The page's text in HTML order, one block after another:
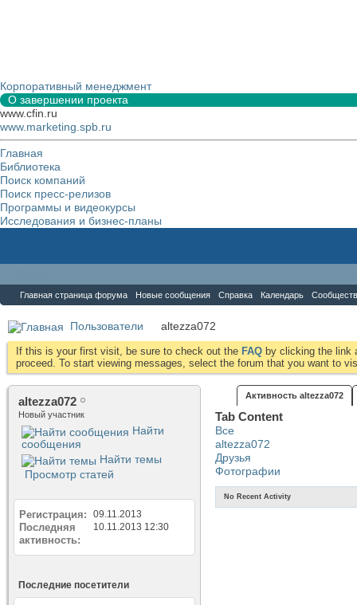
Корпоративный менеджмент
О завершении проекта
www.cfin.ru
www.marketing.spb.ru
Главная
Библиотека
Поиск компаний
Поиск пресс-релизов
Программы и видеокурсы
Исследования и бизнес-планы
Главная страница форума Новые сообщения Справка Календарь
Пользователи altezza072
If this is your first visit, be sure to check out the FAQ by clicking the link
proceed. To start viewing messages, select the forum that you want to
altezza072
Новый участник
Найти
сообщения
Найти темы
Просмотр статей
Регистрация 09.11.2013
Последняя
активность
10.11.2013 12:30
Последние посетители
Активность altezza072
Tab Content
Все
altezza072
Друзья
Фотографии
No Recent Activity